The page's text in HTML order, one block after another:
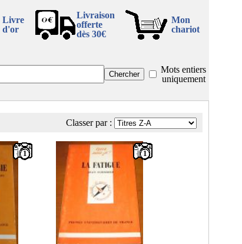
Livre
d'or
Livraison
offerte
dès 30€
Mon
chariot
Mots entiers
uniquement
Classer par :
1 1